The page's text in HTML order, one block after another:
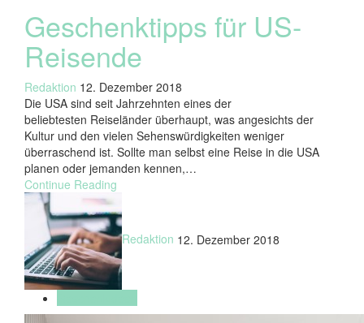
Geschenktipps für US-
Reisende
Redaktion 12. Dezember 2018
Die USA sind seit Jahrzehnten eines der
beliebtesten Reiseländer überhaupt, was angesichts der
Kultur und den vielen Sehenswürdigkeiten weniger
überraschend ist. Sollte man selbst eine Reise in die USA
planen oder jemanden kennen,…
Continue Reading
Redaktion 12. Dezember 2018